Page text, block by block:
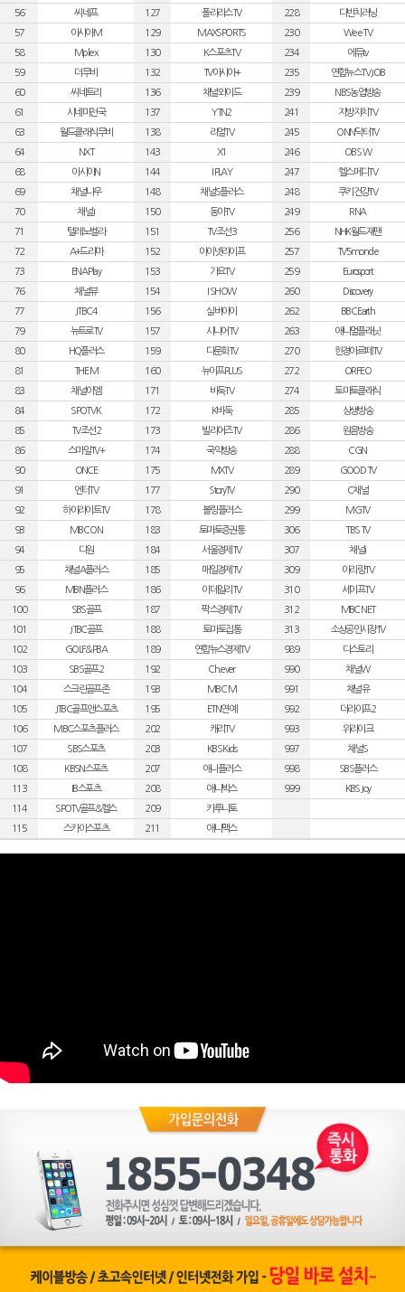
56
씨네프
57
아시아M
58
Mplex
59
더무비
60
씨네트리
61
시네마천국
63
월드클래식무비
64
NXT
68
아시아N
69
채널나우
70
채널J
71
텔레노벨라
72
A+드라마
73
ENA Play
76
채널뷰
77
JTBC4
79
뉴트로TV
80
HQ플러스
81
THE M
83
채널이엠
84
SPOTV K
85
TV조선2
86
스마일TV+
90
ONCE
91
엔터TV
92
하이라이트TV
93
MBC ON
94
디원
95
채널A플러스
96
MBN플러스
100
SBS골프
101
JTBC골프
102
GOLF&PBA
103
SBS골프2
104
스크린골프존
105
JTBC골프앤스포츠
106
MBC스포츠플러스
107
SBS스포츠
108
KBSN스포츠
113
IB스포츠
114
SPOTV골프&헬스
115
스카이스포츠
127
폴라리스TV
129
MAXSPORTS
130
K스포츠TV
132
TV아시아+
136
채널와이드
137
YTN2
138
리얼TV
143
X1
144
I PLAY
148
채널S플러스
150
동아TV
151
TV조선3
152
아이넷라이프
153
가요TV
154
I SHOW
156
실버아이
157
시니어TV
159
다문화TV
160
뉴이프PLUS
171
바둑TV
172
K바둑
173
빌리어즈TV
174
국악방송
175
MXTV
177
StoryTV
178
볼링플러스
183
토마토증권통
184
서울경제TV
185
매일경제TV
186
이데일리TV
187
팍스경제TV
188
토마토집통
189
연합뉴스경제TV
192
Ch.ever
193
MBC M
195
ETN연예
202
캐리TV
203
KBS Kids
207
애니플러스
208
애니박스
209
카투니토
211
애니맥스
228
다빈치러닝
230
Wee TV
234
에듀tv
235
연합뉴스TV JOB
239
NBS농업방송
241
지방자치TV
245
ONN닥터TV
246
OBS W
247
헬스메디TV
248
쿠키건강TV
249
RNA
256
NHK월드재팬
257
TV5monde
259
Eurosport
260
Discovery
262
BBC Earth
263
애니멀플래닛
270
한경아르떼TV
272
ORFEO
274
토마토클래식
285
상생방송
286
원음방송
288
CGN
289
GOOD TV
290
C채널
299
MGTV
306
TBS TV
307
채널i
309
아리랑TV
310
세이프TV
312
MBC NET
313
소상공인시장TV
989
디스토리
990
채널W
991
채널유
992
더라이프2
993
위라이크
997
채널S
998
SBS플러스
999
KBS Joy